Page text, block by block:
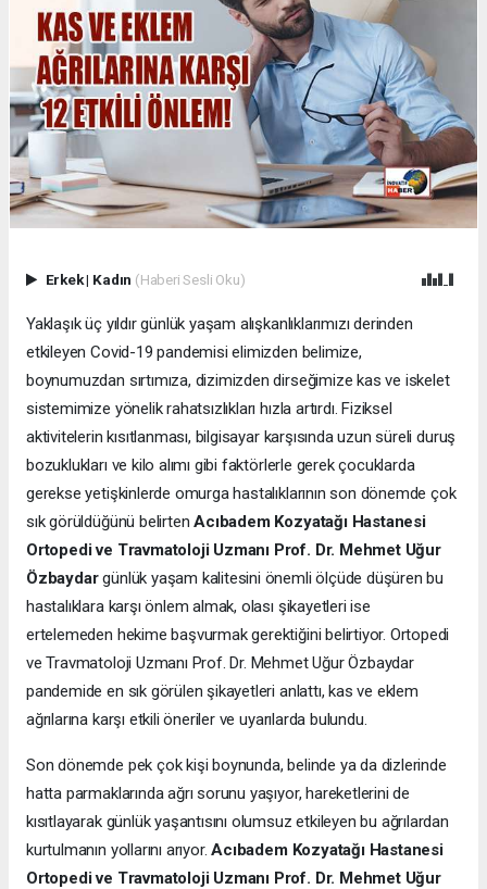
Erkek| Kadın (Haberi Sesli Oku)
Yaklaşık üç yıldır günlük yaşam alışkanlıklarımızı derinden
etkileyen Covid-19 pandemisi elimizden belimize,
boynumuzdan sırtımıza, dizimizden dirseğimize kas ve iskelet
sistemimize yönelik rahatsızlıkları hızla artırdı. Fiziksel
aktivitelerin kısıtlanması, bilgisayar karşısında uzun süreli duruş
bozuklukları ve kilo alımı gibi faktörlerle gerek çocuklarda
gerekse yetişkinlerde omurga hastalıklarının son dönemde çok
sık görüldüğünü belirtenAcıbadem Kozyatağı Hastanesi
Ortopedi ve Travmatoloji Uzmanı Prof. Dr. Mehmet Uğur
Özbaydargünlük yaşam kalitesini önemli ölçüde düşüren bu
hastalıklara karşı önlem almak, olası şikayetleri ise
ertelemeden hekime başvurmak gerektiğini belirtiyor. Ortopedi
ve Travmatoloji Uzmanı Prof. Dr. Mehmet Uğur Özbaydar
pandemide en sık görülen şikayetleri anlattı, kas ve eklem
ağrılarına karşı etkili öneriler ve uyarılarda bulundu.
Son dönemde pek çok kişi boynunda, belinde ya da dizlerinde
hatta parmaklarında ağrı sorunu yaşıyor, hareketlerini de
kısıtlayarak günlük yaşantısını olumsuz etkileyen bu ağrılardan
kurtulmanın yollarını arıyor.Acıbadem Kozyatağı Hastanesi
Ortopedi ve Travmatoloji Uzmanı Prof. Dr. Mehmet Uğur